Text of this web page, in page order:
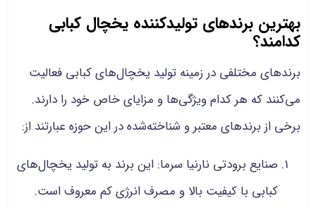
بهترین برندهای تولیدکننده یخچال کبابی
کدامند؟
برندهای مختلفی در زمینه تولید یخچال‌های کبابی فعالیت
می‌کنند که هر کدام ویژگی‌ها و مزایای خاص خود را دارند.
برخی از برندهای معتبر و شناخته‌شده در این حوزه عبارتند از:
صنایع برودتی نارنیا سرما: این برند به تولید یخچال‌های
کبابی با کیفیت بالا و مصرف انرژی کم معروف است.